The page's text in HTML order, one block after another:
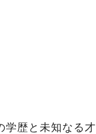
学歴と未知なる才